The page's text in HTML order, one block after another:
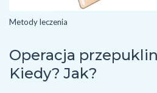
Metody leczenia
Operacja
Kiedy? Jak?